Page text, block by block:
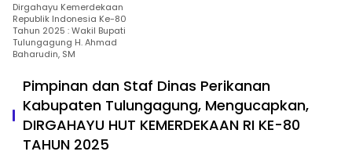
Dirgahayu Kemerdekaan
Republik Indonesia Ke-80
Tahun 2025 : Wakil Bupati
Tulungagung H. Ahmad
Baharudin, SM
Pimpinan dan Staf Dinas Perikanan
Kabupaten Tulungagung, Mengucapkan,
DIRGAHAYU HUT KEMERDEKAAN RI KE-80
TAHUN 2025